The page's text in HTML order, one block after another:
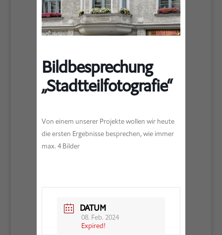
Bildbesprechung
„Stadtteilfotografie“
Von einem unserer Projekte wollen wir heute
die ersten Ergebnisse besprechen, wie immer
max. 4 Bilder
DATUM
08. Feb. 2024
Expired!